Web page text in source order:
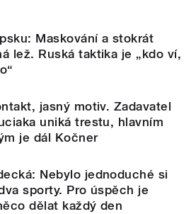
Maskování a stokrát
lež. Ruská taktika je „kdo ví,
jasný motiv. Zadavatel
uniká trestu, hlavním
je dál Kočner
Nebylo jednoduché si
sporty. Pro úspěch je
dělat každý den